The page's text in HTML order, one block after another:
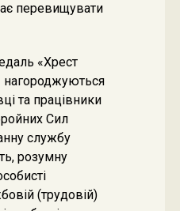
перевищувати
«Хрест
нагороджуються
та працівники
Сил
службу
розумну
(трудовій)